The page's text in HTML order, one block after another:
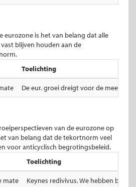
eurozone is het van belang dat alle
blijven houden aan de
Toelichting
De eur. groei dreigt voor de meeste
van de eurozone op
van belang dat de tekortnorm veel
voor anticyclisch begrotingsbeleid.
Toelichting
mate Keynes redivivus. We hebben